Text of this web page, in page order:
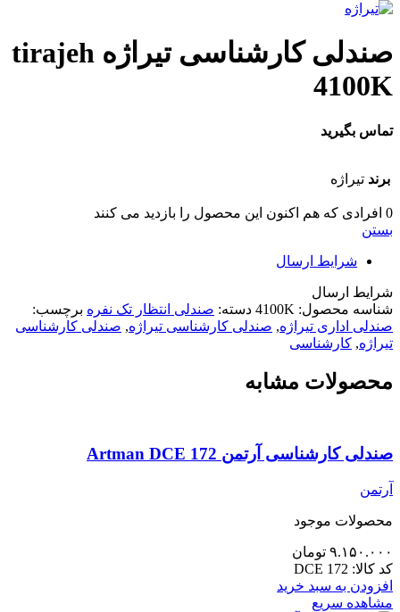
صندلی کارشناسی تیراژه tirajeh
4100K
تماس بگیرید
برند تیراژه
0 افرادی که هم اکنون این محصول را بازدید می کنند
بستن
شرایط ارسال
شرایط ارسال
شناسه محصول: 4100K دسته: صندلی انتظار تک نفره برچسب:
صندلی اداری تیراژه, صندلی کارشناسی تیراژه, صندلی کارشناسی
تیراژه, کارشناسی
محصولات مشابه
صندلی کارشناسی آرتمن Artman DCE 172
آرتمن
محصولات موجود
۹.۱۵۰.۰۰۰ تومان
کد کالا: DCE 172
افزودن به سبد خرید
مشاهده سریع